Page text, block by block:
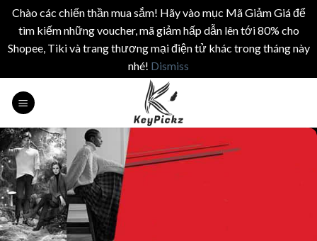
Chào các chiến thần mua sắm! Hãy vào mục Mã Giảm Giá để
tìm kiếm những voucher, mã giảm hấp dẫn lên tới 80% cho
Shopee, Tiki và trang thương mại điện tử khác trong tháng này
nhé! Dismiss